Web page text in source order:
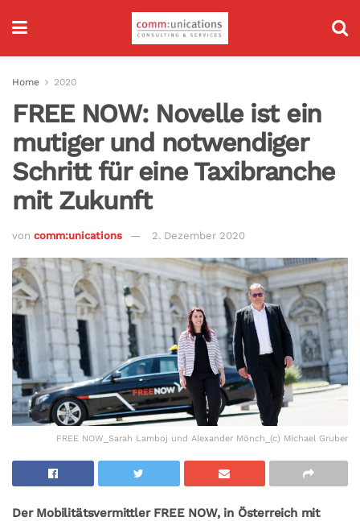
Home 2020
FREE NOW: Novelle ist ein
mutiger und notwendiger
Schritt für eine Taxibranche
mit Zukunft
von comm:unications 2. Dezember 2020
FREE NOW_Sarah Lamboj und Alexander Mönch_(c) Michael Gruber
Der Mobilitätsvermittler FREE NOW, in Österreich mit